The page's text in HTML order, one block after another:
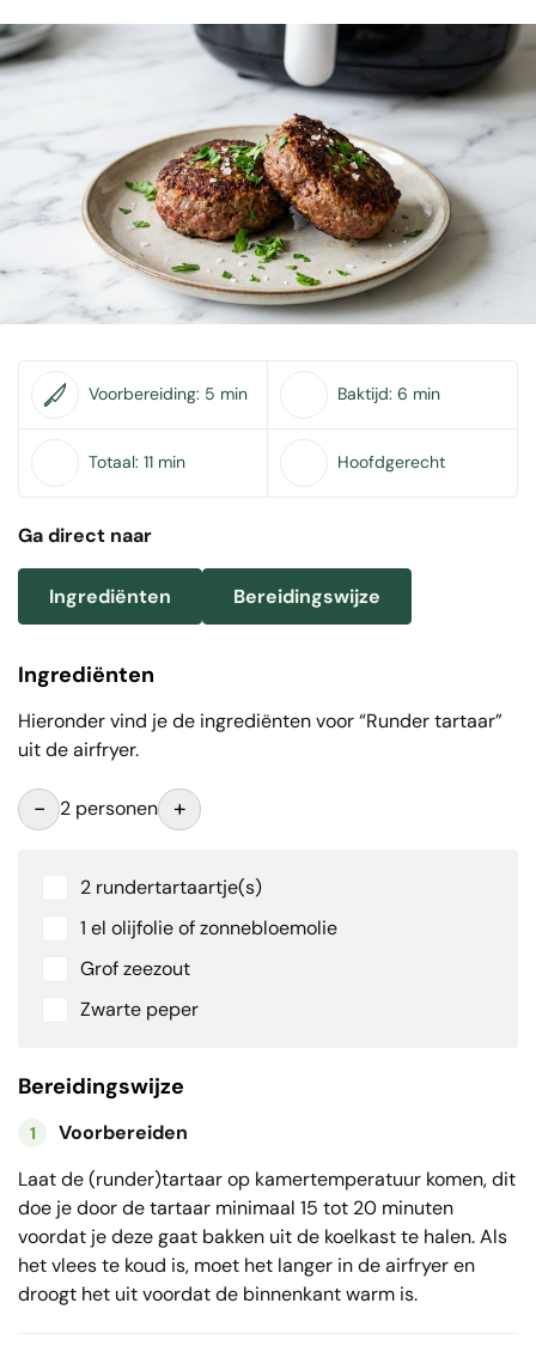
Voorbereiding: 5 min Baktijd: 6 min
Totaal: 11 min Hoofdgerecht
Ga direct naar
Ingrediënten Bereidingswijze
Ingrediënten
Hieronder vind je de ingrediënten voor “Runder tartaar”
uit de airfryer.
- 2 personen +
2 rundertartaartje(s)
1 el olijfolie of zonnebloemolie
Grof zeezout
Zwarte peper
Bereidingswijze
1
Voorbereiden
Laat de (runder)tartaar op kamertemperatuur komen, dit
doe je door de tartaar minimaal 15 tot 20 minuten
voordat je deze gaat bakken uit de koelkast te halen. Als
het vlees te koud is, moet het langer in de airfryer en
droogt het uit voordat de binnenkant warm is.